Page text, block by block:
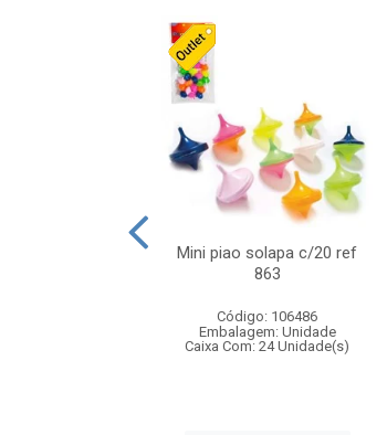
Mini piao solapa c/20 ref
863
Código: 106486
Embalagem: Unidade
Caixa Com: 24 Unidade(s)